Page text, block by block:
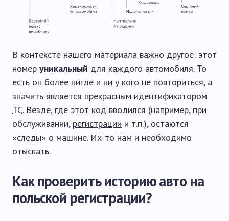
В контексте нашего материала важно другое: этот
номер уникальный для каждого автомобиля. То
есть он более нигде и ни у кого не повториться, а
значить является прекрасным идентификатором
ТС. Везде, где этот код вводился (например, при
обслуживании, регистрации и т.п.), остаются
«следы» о машине. Их-то нам и необходимо
отыскать.
Как проверить историю авто на
польской регистрации?